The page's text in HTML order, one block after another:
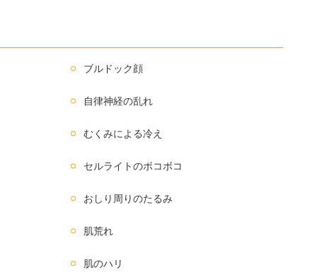
ブルドック顔
自律神経の乱れ
むくみによる冷え
セルライトのボコボコ
おしり周りのたるみ
肌荒れ
肌のハリ